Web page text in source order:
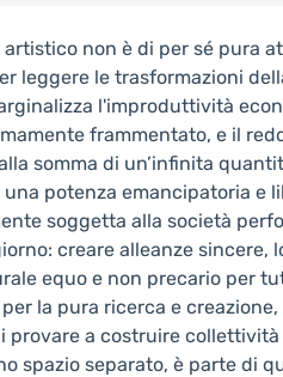
artistico non è di per sé pura
leggere le trasformazioni
l'improduttività
frammentato, e il
somma di un’infinita
una potenza emancipatoria e
soggetta alla società
creare alleanze sincere,
equo e non precario per
la pura ricerca e creazione,
provare a costruire
spazio separato, è parte di